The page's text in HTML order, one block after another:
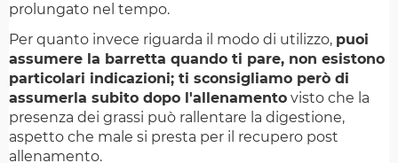
prolungato nel tempo.
Per quanto invece riguarda il modo di utilizzo, puoi
assumere la barretta quando ti pare, non esistono
particolari indicazioni; ti sconsigliamo però di
assumerla subito dopo l'allenamento visto che la
presenza dei grassi può rallentare la digestione,
aspetto che male si presta per il recupero post
allenamento.